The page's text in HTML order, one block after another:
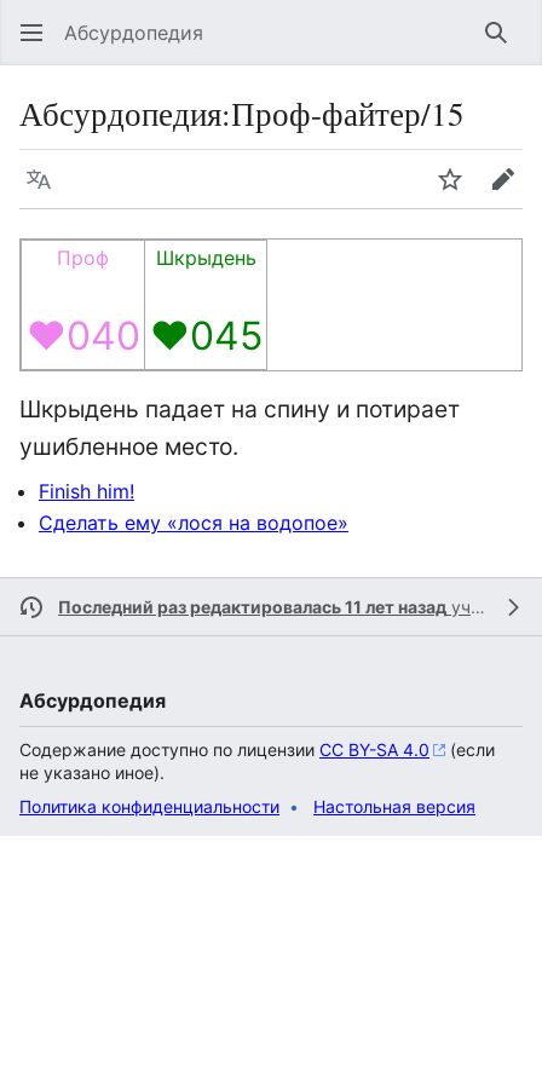
Абсурдопедия
Абсурдопедия:Проф-файтер/15
Язык
Проф
♥040
Шкрыдень
♥045
Шкрыдень падает на спину и потирает
ушибленное место.
Finish him!
Сделать ему «лося на водопое»
Последний раз редактировалась 11 лет назад участником
Абсурдопедия
Содержание доступно по лицензии CC BY-SA 4.0
(если
не указано иное).
Политика конфиденциальности
Настольная версия